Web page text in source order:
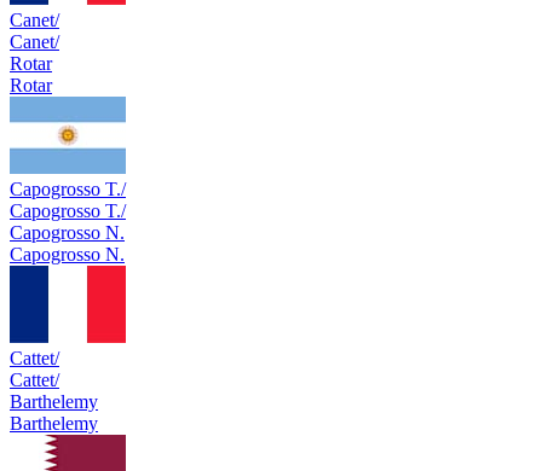
Canet/
Canet/
Rotar
Rotar
Capogrosso T./
Capogrosso T./
Capogrosso N.
Capogrosso N.
Cattet/
Cattet/
Barthelemy
Barthelemy